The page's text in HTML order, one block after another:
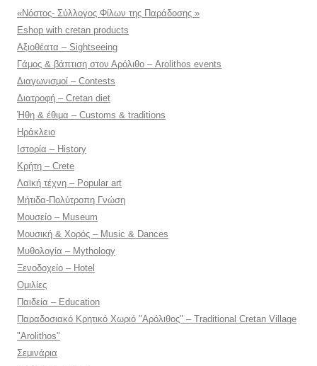
«Νόστος- Σύλλογος Φίλων της Παράδοσης »
Eshop with cretan products
Αξιοθέατα – Sightseeing
Γάμος & βάπτιση στον Αρόλιθο – Arolithos events
Διαγωνισμοί – Contests
Διατροφή – Cretan diet
Ήθη & έθιμα – Customs & traditions
Ηράκλειο
Ιστορία – History
Κρήτη – Crete
Λαϊκή τέχνη – Popular art
Μήτιδα-Πολύτροπη Γνώση
Μουσείο – Museum
Μουσική & Χορός – Music & Dances
Μυθολογία – Mythology
Ξενοδοχείο – Hotel
Ομιλίες
Παιδεία – Education
Παραδοσιακό Κρητικό Χωριό "Αρόλιθος" – Traditional Cretan Village
"Arolithos"
Σεμινάρια